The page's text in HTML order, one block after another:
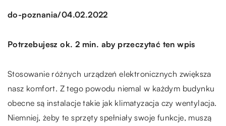
do-poznania/04.02.2022
Potrzebujesz ok. 2 min. aby przeczytać ten wpis
Stosowanie różnych urządzeń elektronicznych zwiększa
nasz komfort. Z tego powodu niemal w każdym budynku
obecne są instalacje takie jak klimatyzacja czy wentylacja.
Niemniej, żeby te sprzęty spełniały swoje funkcje, muszą